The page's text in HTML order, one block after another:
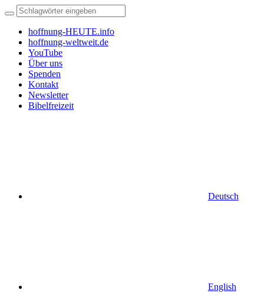
hoffnung-HEUTE.info
hoffnung-weltweit.de
YouTube
Über uns
Spenden
Kontakt
Newsletter
Bibelfreizeit
Deutsch
English